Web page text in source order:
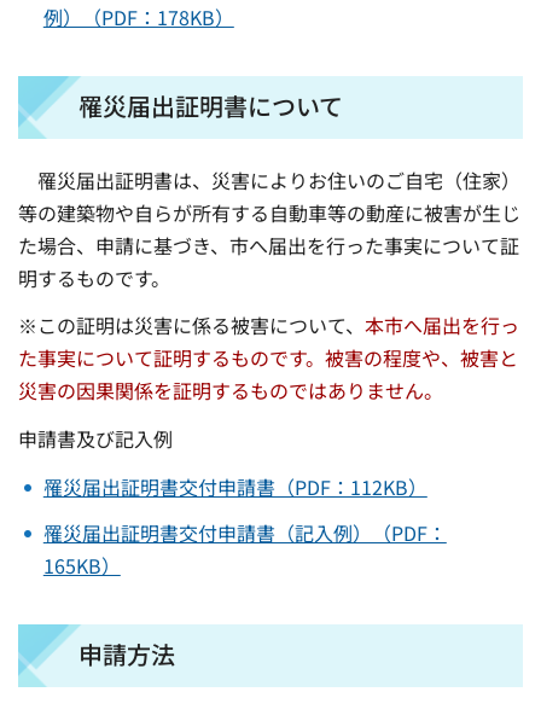
例）（PDF：178KB）
罹災届出証明書について
罹災届出証明書は、災害によりお住いのご自宅（住家）
等の建築物や自らが所有する自動車等の動産に被害が生じ
た場合、申請に基づき、市へ届出を行った事実について証
明するものです。
※この証明は災害に係る被害について、 本市へ届出を行っ
た事実について証明するものです。被害の程度や、被害と
災害の因果関係を証明するものではありません。
申請書及び記入例
罹災届出証明書交付申請書（PDF：112KB）
罹災届出証明書交付申請書（記入例）（PDF：
165KB）
申請方法